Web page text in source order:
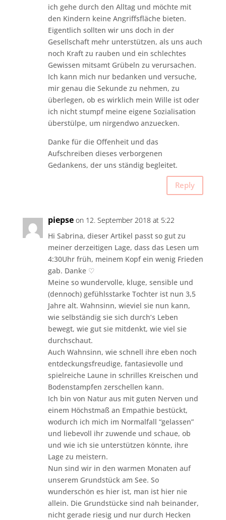
ich gehe durch den Alltag und möchte mit
den Kindern keine Angriffsfläche bieten.
Eigentlich sollten wir uns doch in der
Gesellschaft mehr unterstützen, als uns auch
noch Kraft zu rauben und ein schlechtes
Gewissen mitsamt Grübeln zu verursachen.
Ich kann mich nur bedanken und versuche,
mir genau die Sekunde zu nehmen, zu
überlegen, ob es wirklich mein Wille ist oder
ich nicht stumpf meine eigene Sozialisation
überstülpe, um nirgendwo anzuecken.
Danke für die Offenheit und das
Aufschreiben dieses verborgenen
Gedankens, der uns ständig begleitet.
Reply
piepse on 12. September 2018 at 5:22
Hi Sabrina, dieser Artikel passt so gut zu
meiner derzeitigen Lage, dass das Lesen um
4:30Uhr früh, meinem Kopf ein wenig Frieden
gab. Danke ♡
Meine so wundervolle, kluge, sensible und
(dennoch) gefühlsstarke Tochter ist nun 3,5
Jahre alt. Wahnsinn, wieviel sie nun kann,
wie selbständig sie sich durch’s Leben
bewegt, wie gut sie mitdenkt, wie viel sie
durchschaut.
Auch Wahnsinn, wie schnell ihre eben noch
entdeckungsfreudige, fantasievolle und
spielreiche Laune in schrilles Kreischen und
Bodenstampfen zerschellen kann.
Ich bin von Natur aus mit guten Nerven und
einem Höchstmaß an Empathie bestückt,
wodurch ich mich im Normalfall “gelassen”
und liebevoll ihr zuwende und schaue, ob
und wie ich sie unterstützen könnte, ihre
Lage zu meistern.
Nun sind wir in den warmen Monaten auf
unserem Grundstück am See. So
wunderschön es hier ist, man ist hier nie
allein. Die Grundstücke sind nah beinander,
nicht gerade riesig und nur durch Hecken